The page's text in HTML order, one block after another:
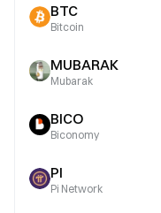
BTC
Bitcoin
MUBARAK
Mubarak
BICO
Biconomy
PI
Pi Network